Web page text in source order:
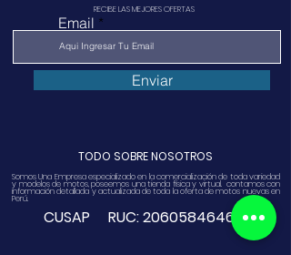
RECIBE LAS MEJORES OFERTAS
Email
Enviar
TODO SOBRE NOSOTROS
Somos Una Empresa especializado en la comercialización de toda variedad
y modelos de motos, poseemos una tienda física y virtual. contamos con
información detallada y actualizada de toda la oferta de motos nuevas en
Perú.
CUSAP RUC:20605846468